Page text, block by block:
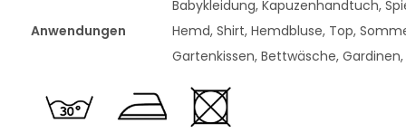
Anwendungen
Babykleidung, Kapuzenhandtuch,
Hemd, Shirt, Hemdbluse, Top,
Gartenkissen, Bettwäsche,